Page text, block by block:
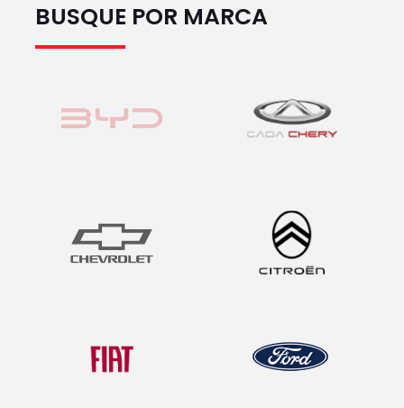
BUSQUE POR MARCA